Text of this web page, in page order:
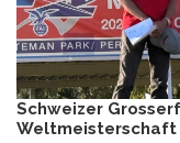
Schweizer
Weltmeisterschaft